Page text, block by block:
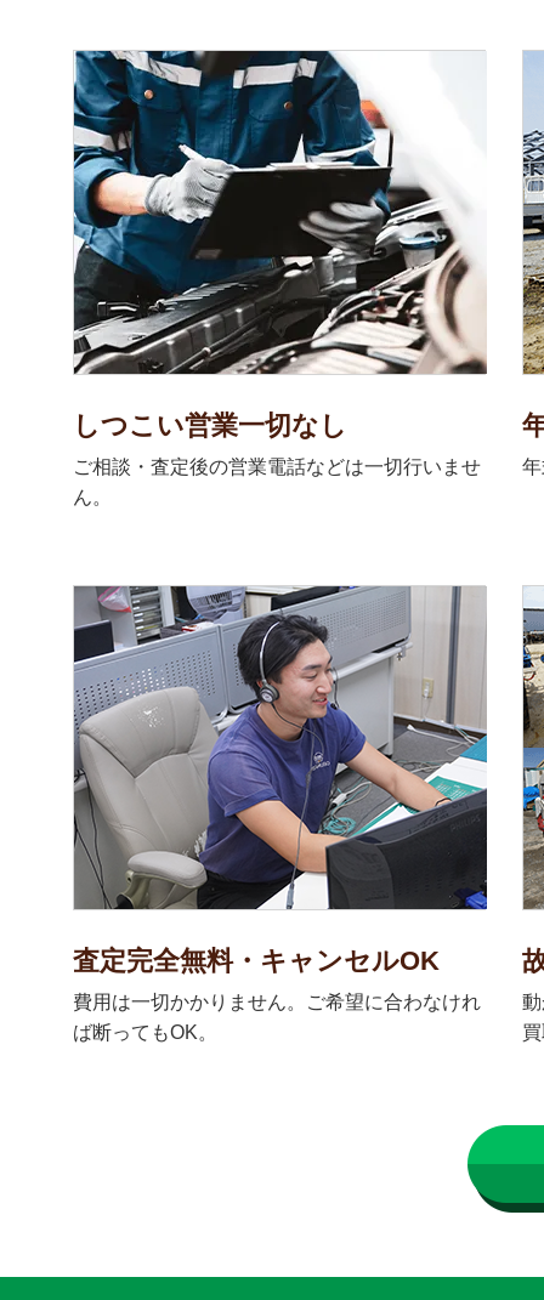
しつこい営業一切なし
ご相談・査定後の営業電話などは一切行いませ
ん。
査定完全無料・キャンセルOK
費用は一切かかりません。ご希望に合わなけれ
ば断ってもOK。